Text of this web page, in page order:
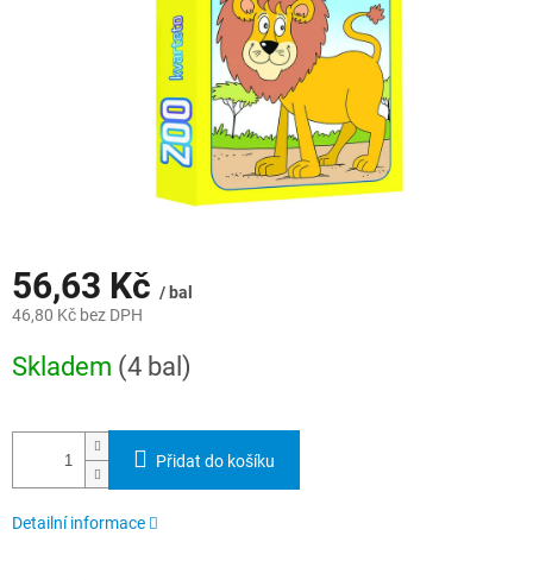
56,63 Kč / bal
46,80 Kč bez DPH
cena:
Skladem (4 bal)
Přidat do košíku
Detailní informace